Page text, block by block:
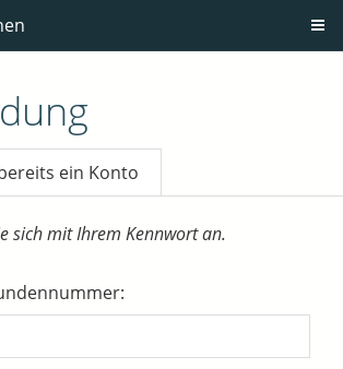
ein Konto
sich mit Ihrem Kennwort an.